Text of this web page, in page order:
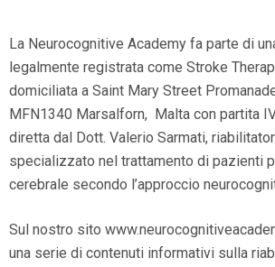
La Neurocognitive Academy fa parte di
legalmente registrata come Stroke
domiciliata a Saint Mary Street
MFN1340 Marsalforn, Malta con partita
diretta dal Dott. Valerio Sarmati,
specializzato nel trattamento di pazienti
cerebrale secondo l’approccio
Sul nostro sito
una serie di contenuti informativi sulla